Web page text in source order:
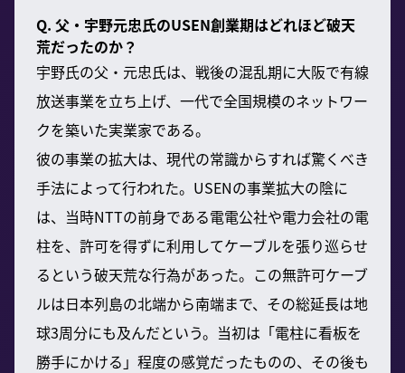
Q. 父・宇野元忠氏のUSEN創業期はどれほど破天
荒だったのか？
宇野氏の父・元忠氏は、戦後の混乱期に大阪で有線
放送事業を立ち上げ、一代で全国規模のネットワー
クを築いた実業家である。
彼の事業の拡大は、現代の常識からすれば驚くべき
手法によって行われた。USENの事業拡大の陰に
は、当時NTTの前身である電電公社や電力会社の電
柱を、許可を得ずに利用してケーブルを張り巡らせ
るという破天荒な行為があった。この無許可ケーブ
ルは日本列島の北端から南端まで、その総延長は地
球3周分にも及んだという。当初は「電柱に看板を
勝手にかける」程度の感覚だったものの、その後も